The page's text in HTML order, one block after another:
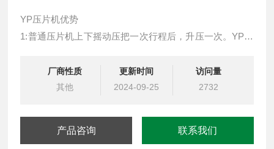
YP压片机优势
1:普通压片机上下摇动压把一次行程后，升压一次。YP压
2：普通压片机工作空间小，高度低，无法放入更大模
具。YP压片机工作空间大，高度高，可放入更大更高的模
杂，不可拆卸。YP机械部分和主体活塞工作空间是
厂商性质
其他
更新时间
2024-09-25
访问量
2732
产品咨询 联系我们